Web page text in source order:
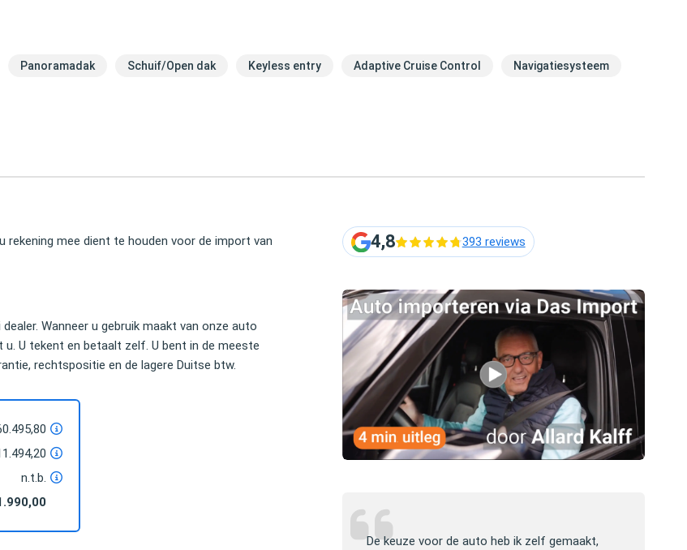
Panoramadak Schuif/Open dak Keyless entry Adaptive Cruise Control Navigatiesysteem
rekening mee dient te houden voor de import van
Wanneer u gebruik maakt van onze auto
U tekent en betaalt zelf. U bent in de meeste
rechtspositie en de lagere Duitse btw.
n.t.b.
4,8 393 reviews
De keuze voor de auto heb ik zelf gemaakt,